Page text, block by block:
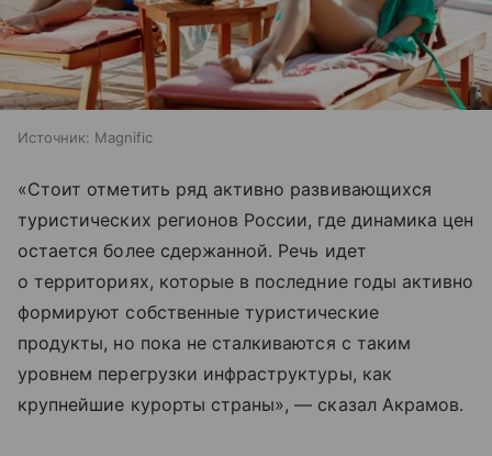
Источник: Magnific
«Стоит отметить ряд активно развивающихся
туристических регионов России, где динамика цен
остается более сдержанной. Речь идет
о территориях, которые в последние годы активно
формируют собственные туристические
продукты, но пока не сталкиваются с таким
уровнем перегрузки инфраструктуры, как
крупнейшие курорты страны», — сказал Акрамов.